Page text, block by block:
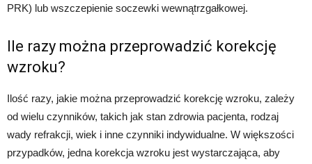
PRK) lub wszczepienie soczewki wewnątrzgałkowej.
Ile razy można przeprowadzić korekcję
wzroku?
Ilość razy, jakie można przeprowadzić korekcję wzroku, zależy
od wielu czynników, takich jak stan zdrowia pacjenta, rodzaj
wady refrakcji, wiek i inne czynniki indywidualne. W większości
przypadków, jedna korekcja wzroku jest wystarczająca, aby